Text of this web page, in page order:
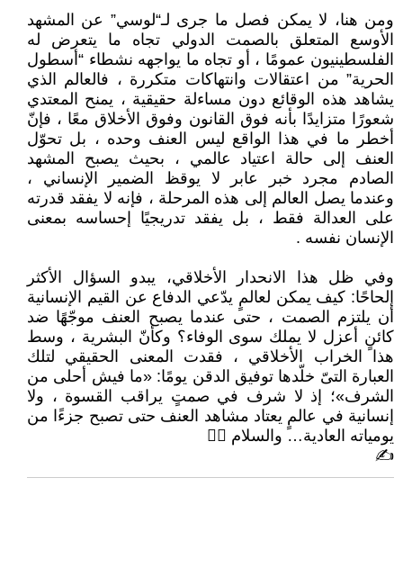
ومن هنا، لا يمكن فصل ما جرى لـ“لوسي” عن المشهد
الأوسع المتعلق بالصمت الدولي تجاه ما يتعرض له
الفلسطينيون عمومًا ، أو تجاه ما يواجهه نشطاء “أسطول
الحرية” من اعتقالات وانتهاكات متكررة ، فالعالم الذي
يشاهد هذه الوقائع دون مساءلة حقيقية ، يمنح المعتدي
شعورًا متزايدًا بأنه فوق القانون وفوق الأخلاق معًا ، فإنّ
أخطر ما في هذا الواقع ليس العنف وحده ، بل تحوّل
العنف إلى حالة اعتياد عالمي ، بحيث يصبح المشهد
الصادم مجرد خبر عابر لا يوقظ الضمير الإنساني ،
وعندما يصل العالم إلى هذه المرحلة ، فإنه لا يفقد قدرته
على العدالة فقط ، بل يفقد تدريجيًا إحساسه بمعنى
الإنسان نفسه .
وفي ظل هذا الانحدار الأخلاقي، يبدو السؤال الأكثر
إلحاحًا: كيف يمكن لعالمٍ يدّعي الدفاع عن القيم الإنسانية
أن يلتزم الصمت ، حتى عندما يصبح العنف موجّهًا ضد
كائنٍ أعزل لا يملك سوى الوفاء؟ وكأنّ البشرية ، وسط
هذا الخراب الأخلاقي ، فقدت المعنى الحقيقي لتلك
العبارة التىّ خلّدها توفيق الدقن يومًا: «ما فيش أحلى من
الشرف»؛ إذ لا شرف في صمتٍ يراقب القسوة ، ولا
إنسانية في عالمٍ يعتاد مشاهد العنف حتى تصبح جزءًا من
يومياته العادية… والسلام 🙋‍♂
✍